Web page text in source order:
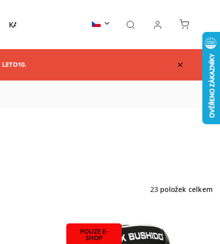
KARATE TAEKWONDO AIKIDO
23 položek celkem
POUZE E-
SHOP